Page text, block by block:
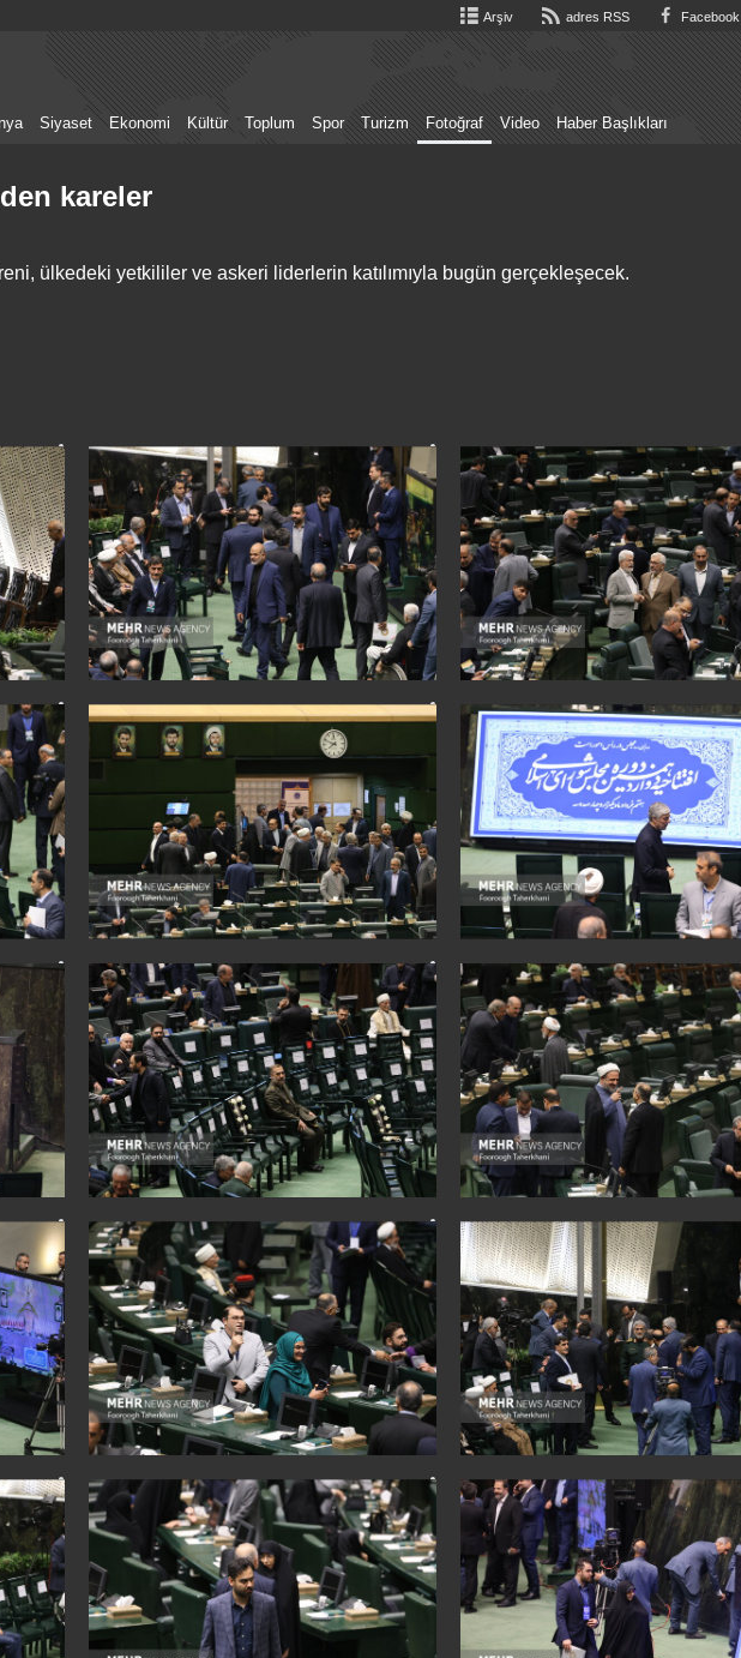
Arşiv adres RSS Facebook
Siyaset Ekonomi Kültür Toplum Spor Turizm Fotoğraf Video Haber Başlıkları
kareler
ülkedeki yetkililer ve askeri liderlerin katılımıyla bugün gerçekleşecek.